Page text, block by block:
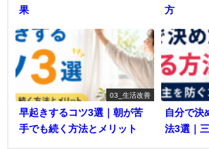
果
方
03_生活改善
早起きするコツ3選｜朝が苦
手でも続く方法とメリット
自分で決
法3選｜